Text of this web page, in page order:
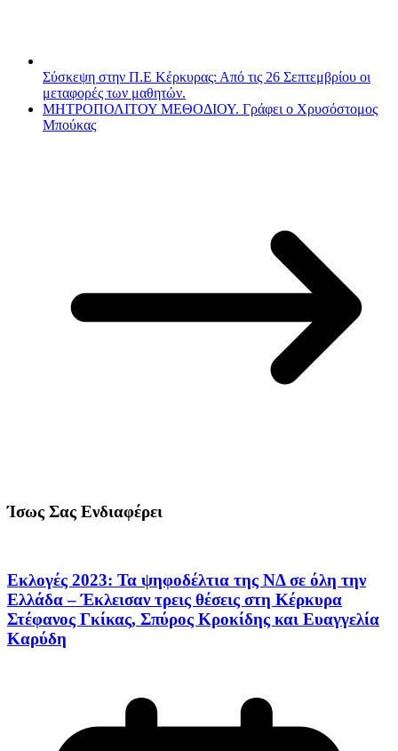
Σύσκεψη στην Π.Ε Κέρκυρας: Από τις 26 Σεπτεμβρίου οι
μεταφορές των μαθητών.
ΜΗΤΡΟΠΟΛΙΤΟΥ ΜΕΘΟΔΙΟΥ. Γράφει ο Χρυσόστομος
Μπούκας
Ίσως Σας Ενδιαφέρει
Εκλογές 2023: Τα ψηφοδέλτια της ΝΔ σε όλη την
Ελλάδα – Έκλεισαν τρεις θέσεις στη Κέρκυρα
Στέφανος Γκίκας, Σπύρος Κροκίδης και Ευαγγελία
Καρύδη